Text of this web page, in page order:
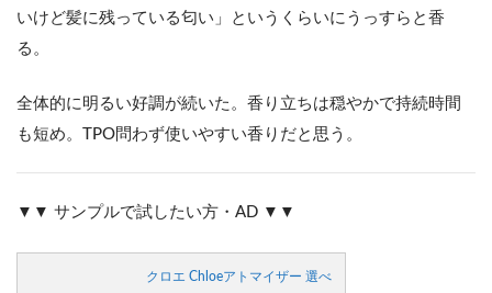
いけど髪に残っている匂い」というくらいにうっすらと香
る。
全体的に明るい好調が続いた。香り立ちは穏やかで持続時間
も短め。TPO問わず使いやすい香りだと思う。
▼▼ サンプルで試したい方・AD ▼▼
クロエ Chloeアトマイザー 選べ